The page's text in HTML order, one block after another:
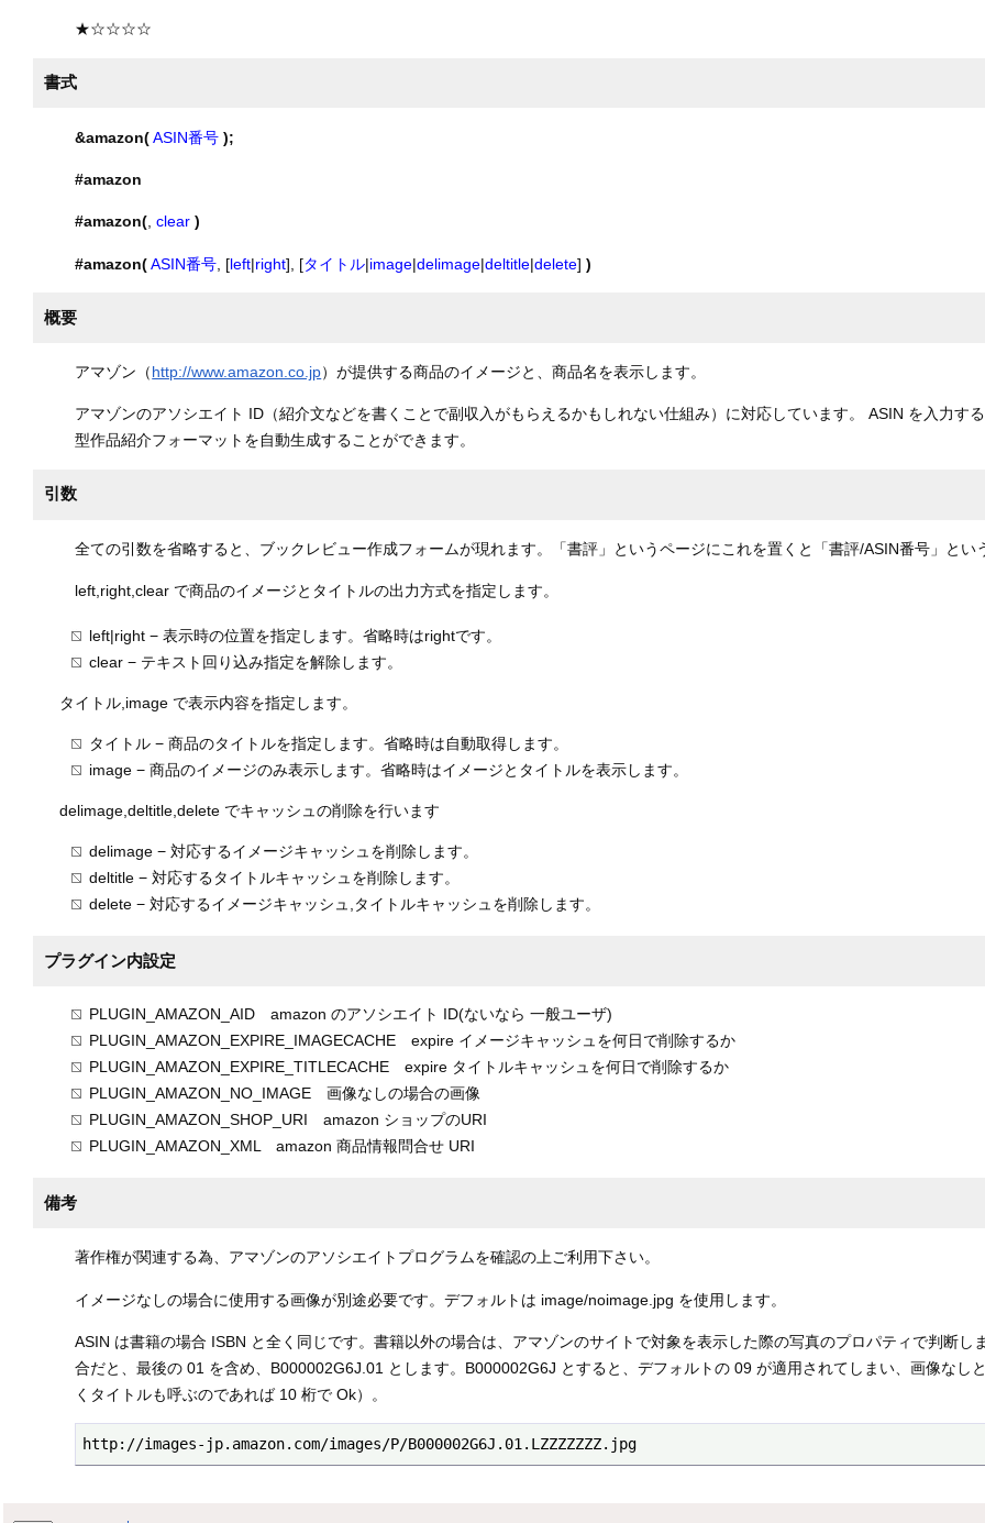
★☆☆☆☆
書式
&amazon( ASIN番号 );
#amazon
#amazon(,clear )
#amazon( ASIN番号 , [left|right], [タイトル|image|delimage|deltitle|delete])
概要
アマゾン（http://www.amazon.co.jp）が提供する商品のイメージと、商品名を表示します。
アマゾンのアソシエイト ID（紹介文などを書くことで副収入がもらえるかもしれない仕組み）に対応しています。 ASIN を入力す
型作品紹介フォーマットを自動生成することができます。
引数
全ての引数を省略すると、ブックレビュー作成フォームが現れます。「書評」というページにこれを置くと「書評/ASIN番号」とい
left,right,clear で商品のイメージとタイトルの出力方式を指定します。
left|right − 表示時の位置を指定します。省略時はrightです。
clear − テキスト回り込み指定を解除します。
タイトル,image で表示内容を指定します。
タイトル − 商品のタイトルを指定します。省略時は自動取得します。
image − 商品のイメージのみ表示します。省略時はイメージとタイトルを表示します。
delimage,deltitle,delete でキャッシュの削除を行います
delimage − 対応するイメージキャッシュを削除します。
deltitle − 対応するタイトルキャッシュを削除します。
delete − 対応するイメージキャッシュ,タイトルキャッシュを削除します。
プラグイン内設定
PLUGIN_AMAZON_AID amazon のアソシエイト ID(ないなら 一般ユーザ)
PLUGIN_AMAZON_EXPIRE_IMAGECACHE expire イメージキャッシュを何日で削除するか
PLUGIN_AMAZON_EXPIRE_TITLECACHE expire タイトルキャッシュを何日で削除するか
PLUGIN_AMAZON_NO_IMAGE 画像なしの場合の画像
PLUGIN_AMAZON_SHOP_URI amazon ショップのURI
PLUGIN_AMAZON_XML amazon 商品情報問合せ URI
備考
著作権が関連する為、アマゾンのアソシエイトプログラムを確認の上ご利用下さい。
イメージなしの場合に使用する画像が別途必要です。デフォルトは image/noimage.jpg を使用します。
ASIN は書籍の場合 ISBN と全く同じです。書籍以外の場合は、アマゾンのサイトで対象を表示した際の写真のプロパティで判断し
合だと、最後の 01 を含め、B000002G6J.01 とします。B000002G6J とすると、デフォルトの 09 が適用されてしまい、画像なし
くタイトルも呼ぶのであれば 10 桁で Ok）。
http://images-jp.amazon.com/images/P/B000002G6J.01.LZZZZZZZ.jpg